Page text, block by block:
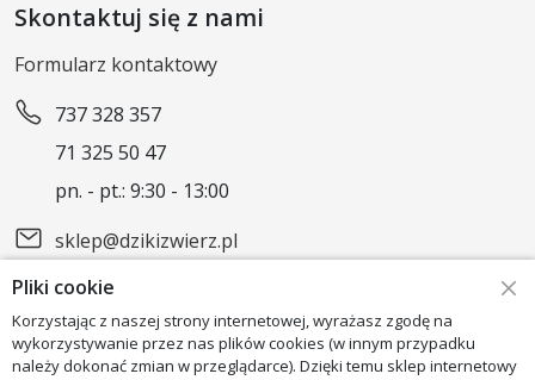
Skontaktuj się z nami
Formularz kontaktowy
737 328 357
71 325 50 47
pn. - pt.: 9:30 - 13:00
sklep@dzikizwierz.pl
Obserwuj nas
Pliki cookie
Korzystając z naszej strony internetowej, wyrażasz zgodę na
wykorzystywanie przez nas plików cookies (w innym przypadku
należy dokonać zmian w przeglądarce). Dzięki temu sklep internetowy